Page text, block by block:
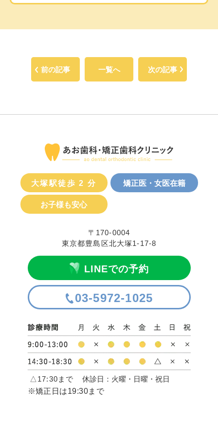
前の記事 一覧へ 次の記事
大塚駅徒歩 2 分 矯正医・女医在籍
お子様も安心
〒170-0004
東京都豊島区北大塚1-17-8
LINEでの予約
03-5972-1025
△17:30まで
休診日：火曜・日曜・祝日
※矯正日は19:30まで